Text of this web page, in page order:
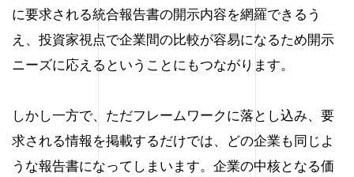
に要求される統合報告書の開示内容を網羅できるう
え、投資家視点で企業間の比較が容易になるため開示
ニーズに応えるということにもつながります。
しかし一方で、ただフレームワークに落とし込み、要
求される情報を掲載するだけでは、どの企業も同じよ
うな報告書になってしまいます。企業の中核となる価